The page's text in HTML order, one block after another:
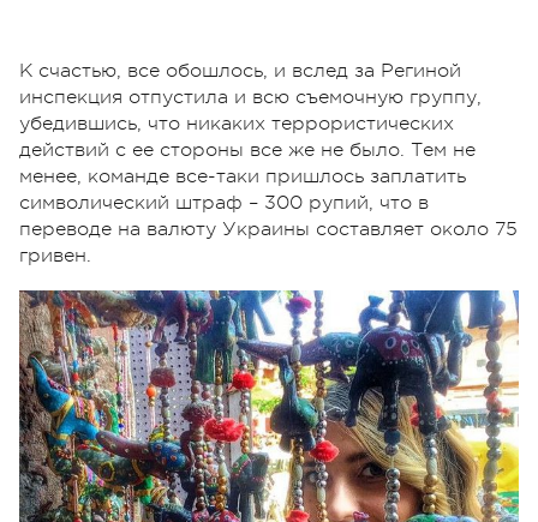
К счастью, все обошлось, и вслед за Региной
инспекция отпустила и всю съемочную группу,
убедившись, что никаких террористических
действий с ее стороны все же не было. Тем не
менее, команде все-таки пришлось заплатить
символический штраф – 300 рупий, что в
переводе на валюту Украины составляет около 75
гривен.